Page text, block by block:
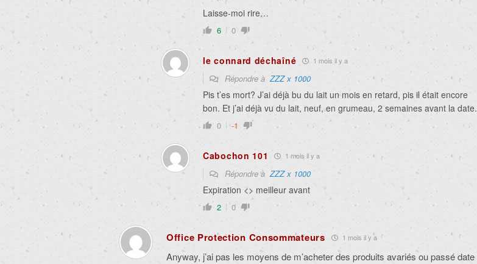
Laisse-moi rire…
6 0
le connard déchaîné 1 mois il y a
Répondre àZZZ x 1000
Pis t’es mort? J’ai déjà bu du lait un mois en retard, pis il était encore
bon. Et j’ai déjà vu du lait, neuf, en grumeau, 2 semaines avant la date.
0 -1
Cabochon 101 1 mois il y a
Répondre àZZZ x 1000
Expiration <> meilleur avant
2 0
Office Protection Consommateurs 1 mois il y a
Anyway, j’ai pas les moyens de m’acheter des produits avariés ou passé date